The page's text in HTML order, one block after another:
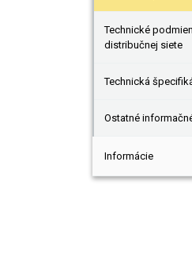
Technické
distribučnej siete
Technická
Ostatné
Informácie